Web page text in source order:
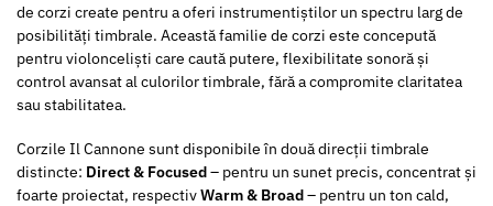
de corzi create pentru a oferi instrumentiștilor un spectru larg de
posibilități timbrale. Această familie de corzi este concepută
pentru violonceliști care caută putere, flexibilitate sonoră și
control avansat al culorilor timbrale, fără a compromite claritatea
sau stabilitatea.
Corzile Il Cannone sunt disponibile în două direcții timbrale
distincte: Direct & Focused– pentru un sunet precis, concentrat și
foarte proiectat, respectivWarm & Broad– pentru un ton cald,